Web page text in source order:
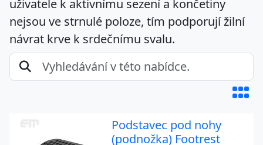
uživatele k aktivnímu sezení a končetiny
nejsou ve strnulé poloze, tím podporují žilní
návrat krve k srdečnímu svalu.
Podstavec pod nohy
(podnožka) Footrest